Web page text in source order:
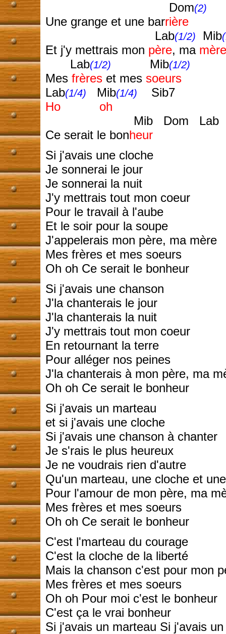
Dom(2)
Une grange et une barrière
Lab(1/2) Mib
Et j'y mettrais mon père, ma mère
Lab(1/2) Mib(1/2)
Mes frères et mes soeurs
Lab(1/4) Mib(1/4)
Sib7
Ho
oh
Mib Dom Lab
Ce serait le bonheur
Si j'avais une cloche
Je sonnerai le jour
Je sonnerai la nuit
J'y mettrais tout mon coeur
Pour le travail à l'aube
Et le soir pour la soupe
J'appelerais mon père, ma mère
Mes frères et mes soeurs
Oh oh Ce serait le bonheur
Si j'avais une chanson
J'la chanterais le jour
J'la chanterais la nuit
J'y mettrais tout mon coeur
En retournant la terre
Pour alléger nos peines
J'la chanterais à mon père, ma
Oh oh Ce serait le bonheur
Si j'avais un marteau
et si j'avais une cloche
Si j'avais une chanson à chanter
Je s'rais le plus heureux
Je ne voudrais rien d'autre
Qu'un marteau, une cloche et
Pour l'amour de mon père, ma
Mes frères et mes soeurs
Oh oh Ce serait le bonheur
C'est l'marteau du courage
C'est la cloche de la liberté
Mais la chanson c'est pour mon
Mes frères et mes soeurs
Oh oh Pour moi c'est le bonheur
C'est ça le vrai bonheur
Si j'avais un marteau Si j'avais